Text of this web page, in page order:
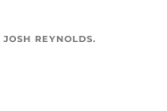
JOSH REYNOLDS.